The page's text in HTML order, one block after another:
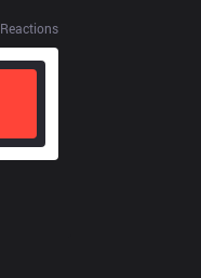
Reactions